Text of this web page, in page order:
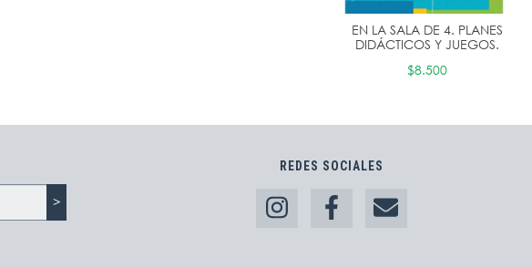
EN LA SALA DE 4. PLANES
DIDÁCTICOS Y JUEGOS.
$8.500
REDES SOCIALES